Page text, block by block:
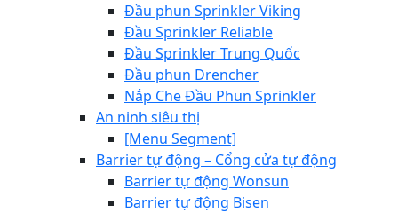
Đầu phun Sprinkler Viking
Đầu Sprinkler Reliable
Đầu Sprinkler Trung Quốc
Đầu phun Drencher
Nắp Che Đầu Phun Sprinkler
An ninh siêu thị
[Menu Segment]
Barrier tự động – Cổng cửa tự động
Barrier tự động Wonsun
Barrier tự động Bisen